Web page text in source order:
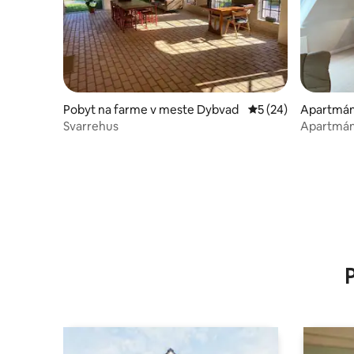
Pobyt na farme v meste Dybvad Priemerné
5 (24)
Svarrehus
d